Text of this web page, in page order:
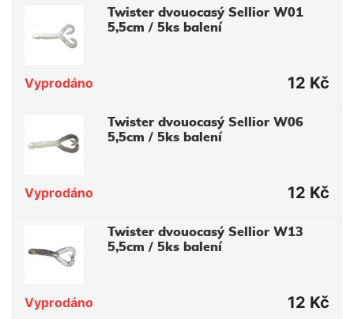
Twister dvouocasý Sellior W01
5,5cm / 5ks balení
Vyprodáno 12 Kč
Twister dvouocasý Sellior W06
5,5cm / 5ks balení
Vyprodáno 12 Kč
Twister dvouocasý Sellior W13
5,5cm / 5ks balení
Vyprodáno 12 Kč